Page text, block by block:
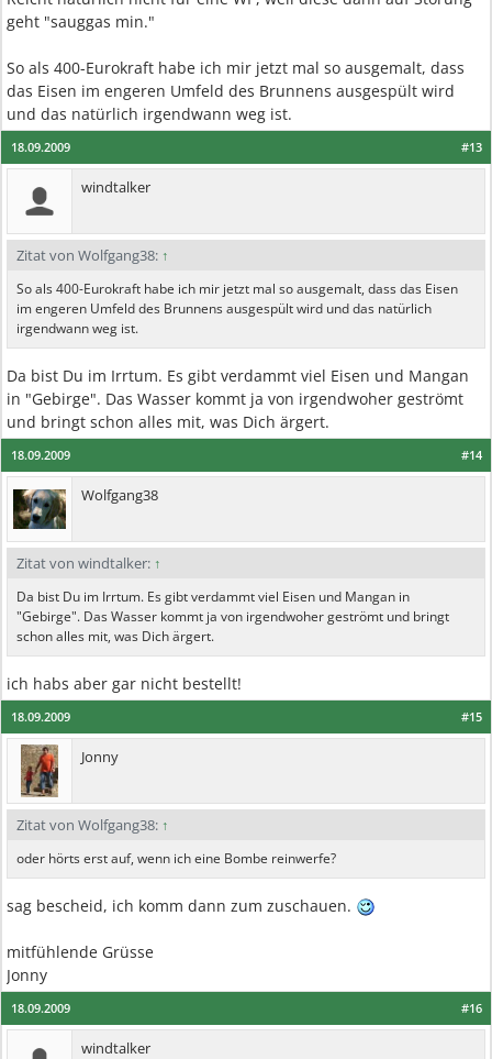
geht "sauggas min."
So als 400-Eurokraft habe ich mir jetzt mal so ausgemalt, dass
das Eisen im engeren Umfeld des Brunnens ausgespült wird
und das natürlich irgendwann weg ist.
#13
18.09.2009
windtalker
Zitat von Wolfgang38: ↑
So als 400-Eurokraft habe ich mir jetzt mal so ausgemalt, dass das Eisen
im engeren Umfeld des Brunnens ausgespült wird und das natürlich
irgendwann weg ist.
Da bist Du im Irrtum. Es gibt verdammt viel Eisen und Mangan
in "Gebirge". Das Wasser kommt ja von irgendwoher geströmt
und bringt schon alles mit, was Dich ärgert.
#14
18.09.2009
Wolfgang38
Zitat von windtalker: ↑
Da bist Du im Irrtum. Es gibt verdammt viel Eisen und Mangan in
"Gebirge". Das Wasser kommt ja von irgendwoher geströmt und bringt
schon alles mit, was Dich ärgert.
ich habs aber gar nicht bestellt!
#15
18.09.2009
Jonny
Zitat von Wolfgang38: ↑
oder hörts erst auf, wenn ich eine Bombe reinwerfe?
sag bescheid, ich komm dann zum zuschauen.
mitfühlende Grüsse
Jonny
#16
18.09.2009
windtalker